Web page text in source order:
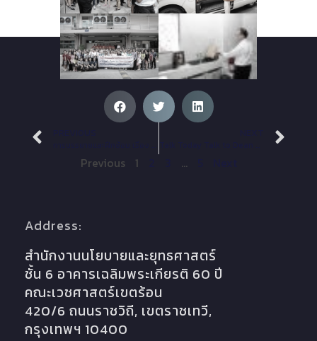
Previous 1 …
Address:
สำนักงานนโยบายและยุทธศาสตร์
ชั้น 6 อาคารเฉลิมพระเกียรติ 60 ปี
คณะเวชศาสตร์เขตร้อน
420/6 ถนนราชวิถี, เขตราชเทวี,
กรุงเทพฯ 10400